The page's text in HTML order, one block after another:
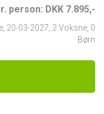
person: DKK 7.895,-
20-03-2027 2 Voksne, 0
Børn